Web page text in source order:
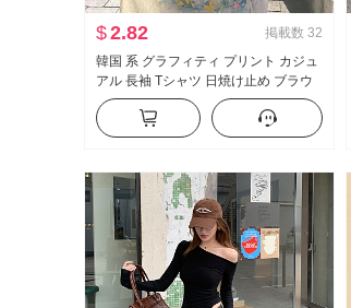
$2.82 掲載数 32
韓国 系 グラフィティ プリント カジュ
アル 長袖 Tシャツ 日焼け止め ブラウ
ス 女性 春夏 ルーズフィット ルーズ 風
が冷たい 感 クルーネック トップス